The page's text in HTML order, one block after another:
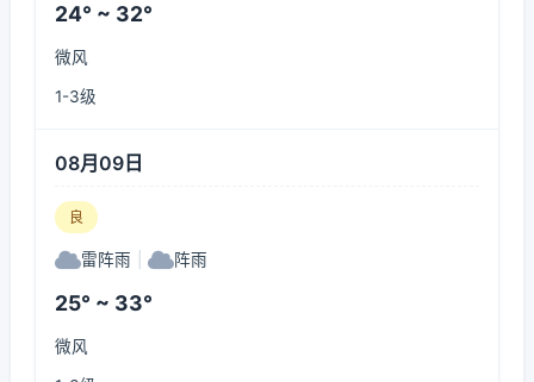
24° ~ 32°
微风
1-3级
08月09日
良
雷阵雨 阵雨
25° ~ 33°
微风